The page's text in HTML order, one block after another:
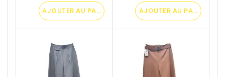
AJOUTER AU PANIER AJOUTER AU PANIER